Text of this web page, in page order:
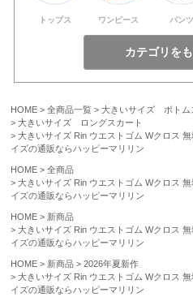
トップス ワンピース パンツ
HOME 全商品一覧 大きいサイズ ボトム
大きいサイズ ロングスカート
大きいサイズ Rin ウエストゴム Wクロス
イズの通販ならハッピーマリリン
HOME
全商品
大きいサイズ Rin ウエストゴム Wクロス
イズの通販ならハッピーマリリン
HOME
新商品
大きいサイズ Rin ウエストゴム Wクロス
イズの通販ならハッピーマリリン
HOME 新商品
2026年夏新作
大きいサイズ Rin ウエストゴム Wクロス
イズの通販ならハッピーマリリン